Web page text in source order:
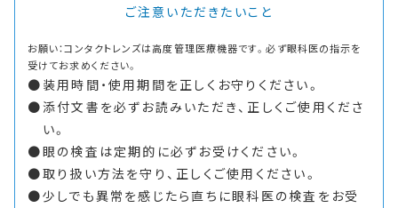
ご注意いただきたいこと
お願い：コンタクトレンズは高度管理医療機器です。必ず眼科医の指示を
受けてお求めください。
装用時間・使用期間を正しくお守りください。
添付文書を必ずお読みいただき、正しくご使用くださ
い。
眼の検査は定期的に必ずお受けください。
取り扱い方法を守り、正しくご使用ください。
少しでも異常を感じたら直ちに眼科医の検査をお受